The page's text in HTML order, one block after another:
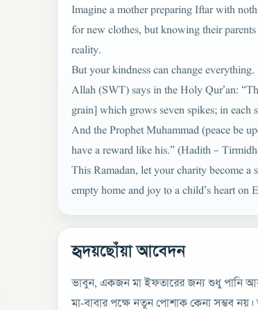
Imagine a mother preparing Iftar with
for new clothes, but knowing their
reality.
But your kindness can change everything.
Allah (SWT) says in the Holy Qur’an:
grain] which grows seven spikes; in each
And the Prophet Muhammad (peace be
have a reward like his.” (Hadith –
This Ramadan, let your charity become
empty home and joy to a child’s heart on
হৃদয়ছোঁয়া আবেদন
ভাবুন, একজন মা ইফতারের জন্য শুধু পানি
মা-বাবার পক্ষে নতুন পোশাক কেনা সম্ভব